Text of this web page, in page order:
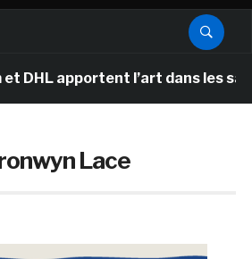
apportent l’art dans les salles
Lace